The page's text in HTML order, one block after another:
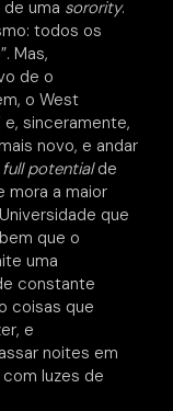
uma sorority.
todos os
Mas,
de o
o West
e, sinceramente,
novo, e andar
full potentialde
mora a maior
que
que o
uma
constante
coisas que
e
noites em
luzes de